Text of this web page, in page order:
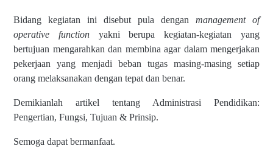
Bidang kegiatan ini disebut pula dengan management of
operative functionyakni berupa kegiatan-kegiatan yang
bertujuan mengarahkan dan membina agar dalam mengerjakan
pekerjaan yang menjadi beban tugas masing-masing setiap
orang melaksanakan dengan tepat dan benar.
Demikianlah artikel tentang Administrasi Pendidikan:
Pengertian, Fungsi, Tujuan & Prinsip.
Semoga dapat bermanfaat.